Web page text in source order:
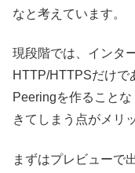
なと考えています。
現段階では、インタ
HTTP/HTTPSだけで
Peeringを作ること
きてしまう点がメリ
まずはプレビューで